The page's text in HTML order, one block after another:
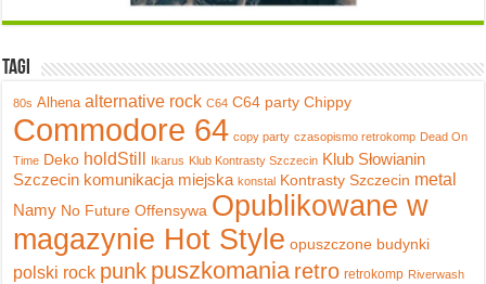
Tagi
80s Alhena alternative rock C64 C64 party Chippy
Commodore 64 copy party czasopismo retrokomp Dead On
Time Deko holdStill Ikarus Klub Kontrasty Szczecin Klub Słowianin
Szczecin komunikacja miejska konstal Kontrasty Szczecin metal
Namy No Future Offensywa Opublikowane w
magazynie Hot Style opuszczone budynki
polski rock punk puszkomania retro retrokomp Riverwash